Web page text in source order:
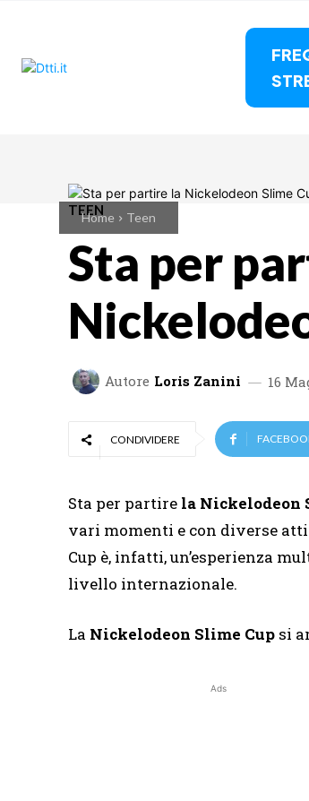
Home Teen
TEEN
Sta per
Autore Loris Zanini 16
CONDIVIDERE
Sta per partire la Nickelodeon
vari momenti e con diverse
Cup è, infatti, un’esperienza
livello internazionale.
La Nickelodeon Slime Cup si
Ads